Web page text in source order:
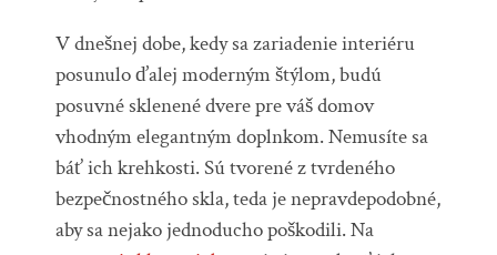
V dnešnej dobe, kedy sa zariadenie interiéru
posunulo ďalej moderným štýlom, budú
posuvné sklenené dvere pre váš domov
vhodným elegantným doplnkom. Nemusíte sa
báť ich krehkosti. Sú tvorené z tvrdeného
bezpečnostného skla, teda je nepravdepodobné,
aby sa nejako jednoducho poškodili. Na